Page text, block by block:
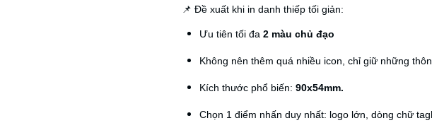
📌 Đề xuất khi in danh thiếp tối giản:
Ưu tiên tối đa2 màu chủ đạo
Không nên thêm quá nhiều icon, chỉ giữ những
Kích thước phổ biến:90x54mm.
Chọn 1 điểm nhấn duy nhất: logo lớn, dòng chữ